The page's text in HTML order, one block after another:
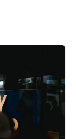
window
new window